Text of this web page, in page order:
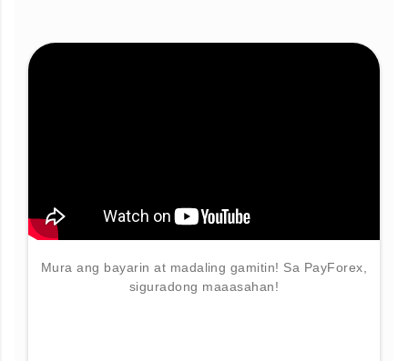
Mura ang bayarin at madaling gamitin! Sa PayForex,
siguradong maaasahan!